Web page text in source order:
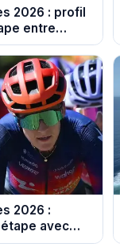
2026 : profil
entre
2026 :
avec